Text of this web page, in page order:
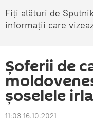
Fiți alături de
informații care
Șoferii de
șoselele
11:03 16.10.2021